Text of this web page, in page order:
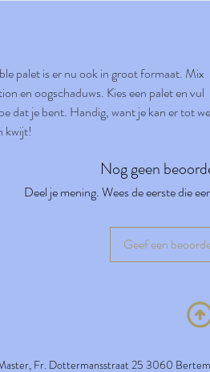
palet is er nu ook in groot formaat. Mix
en oogschaduws. Kies een palet en vul
dat je bent. Handig, want je kan er tot
kwijt!
Nog geen
Deel je mening. Wees de eerste die
Geef een
Fr. Dottermansstraat 25 3060